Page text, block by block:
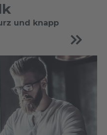
und knapp